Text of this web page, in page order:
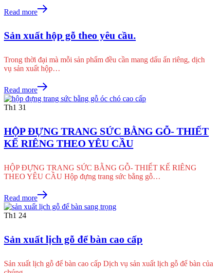
Read more
Sản xuất hộp gỗ theo yêu cầu.
Trong thời đại mà mỗi sản phẩm đều cần mang dấu ấn riêng, dịch
vụ sản xuất hộp…
Read more
Th1 31
HỘP ĐỰNG TRANG SỨC BẰNG GỖ- THIẾT
KẾ RIÊNG THEO YÊU CẦU
HỘP ĐỰNG TRANG SỨC BẰNG GỖ- THIẾT KẾ RIÊNG
THEO YÊU CẦU Hộp đựng trang sức bằng gỗ…
Read more
Th1 24
Sản xuất lịch gỗ để bàn cao cấp
Sản xuất lịch gỗ để bàn cao cấp Dịch vụ sản xuất lịch gỗ để bàn của